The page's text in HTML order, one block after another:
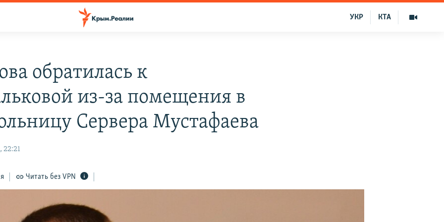
КТА
УКР
обратилась к
из-за помещения в
Сервера Мустафаева
22:21
Читать без VPN